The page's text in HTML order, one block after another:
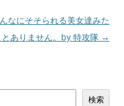
なにそそられる美女達みた
とありません。by 特攻隊 →
検索